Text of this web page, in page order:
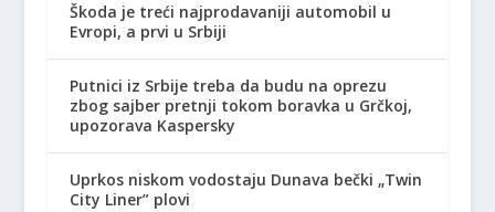
Škoda je treći najprodavaniji automobil u
Evropi, a prvi u Srbiji
Putnici iz Srbije treba da budu na oprezu
zbog sajber pretnji tokom boravka u Grčkoj,
upozorava Kaspersky
Uprkos niskom vodostaju Dunava bečki „Twin
City Liner” plovi